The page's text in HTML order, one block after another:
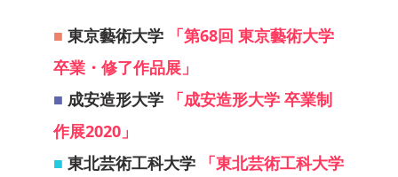
■ 東京藝術大学
「第68回 東京藝術大学
卒業・修了作品展」
■ 成安造形大学
「成安造形大学 卒業制
作展2020」
■ 東北芸術工科大学
「東北芸術工科大学